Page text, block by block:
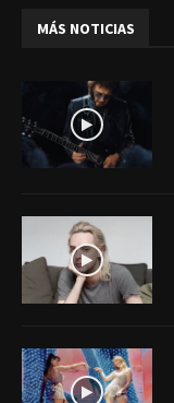
MÁS NOTICIAS